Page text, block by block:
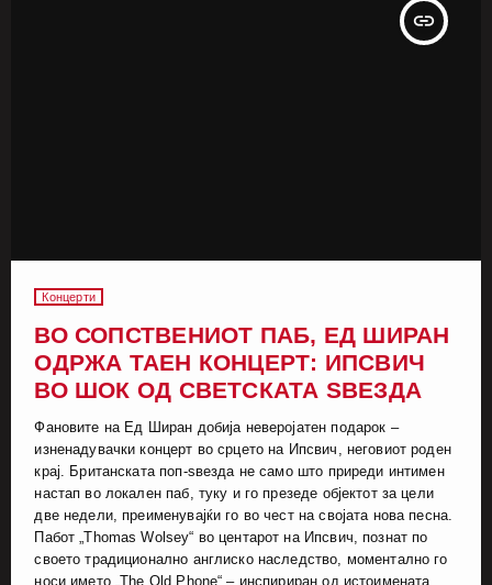
insert_link
Концерти
ВО СОПСТВЕНИОТ ПАБ, ЕД ШИРАН
ОДРЖА ТАЕН КОНЦЕРТ: ИПСВИЧ
ВО ШОК ОД СВЕТСКАТА ЅВЕЗДА
Фановите на Ед Ширан добија неверојатен подарок –
изненадувачки концерт во срцето на Ипсвич, неговиот роден
крај. Британската поп-ѕвезда не само што приреди интимен
настап во локален паб, туку и го презеде објектот за цели
две недели, преименувајќи го во чест на својата нова песна.
Пабот „Thomas Wolsey“ во центарот на Ипсвич, познат по
своето традиционално англиско наследство, моментално го
носи името „The Old Phone“ – инспириран од истоимената